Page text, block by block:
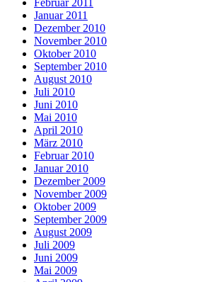
Januar 2011
Dezember 2010
November 2010
Oktober 2010
September 2010
August 2010
Juli 2010
Juni 2010
Mai 2010
April 2010
März 2010
Februar 2010
Januar 2010
Dezember 2009
November 2009
Oktober 2009
September 2009
August 2009
Juli 2009
Juni 2009
Mai 2009